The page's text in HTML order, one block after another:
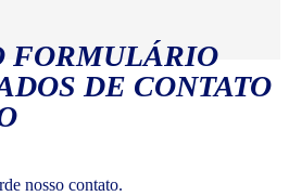
FORMULÁRIO
DE CONTATO
nosso contato.